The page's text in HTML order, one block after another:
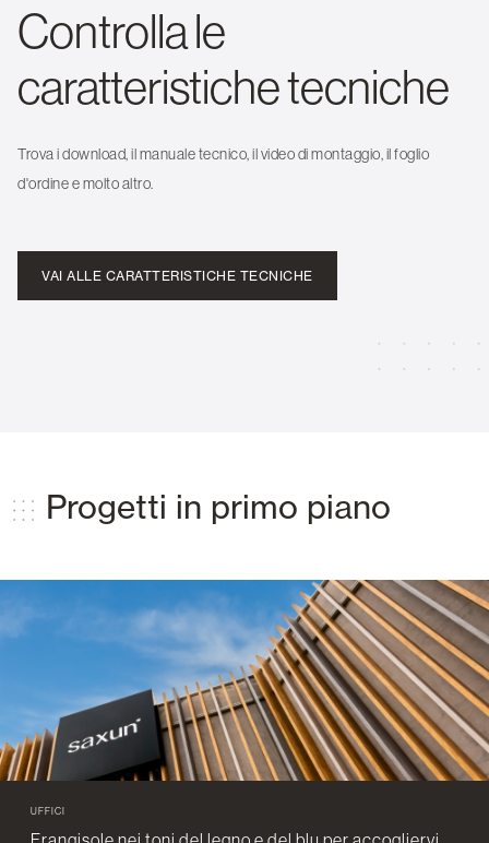
Controlla le
caratteristiche tecniche
Trova i download, il manuale tecnico, il video di montaggio, il foglio
d'ordine e molto altro.
VAI ALLE CARATTERISTICHE TECNICHE
Progetti in primo piano
UFFICI